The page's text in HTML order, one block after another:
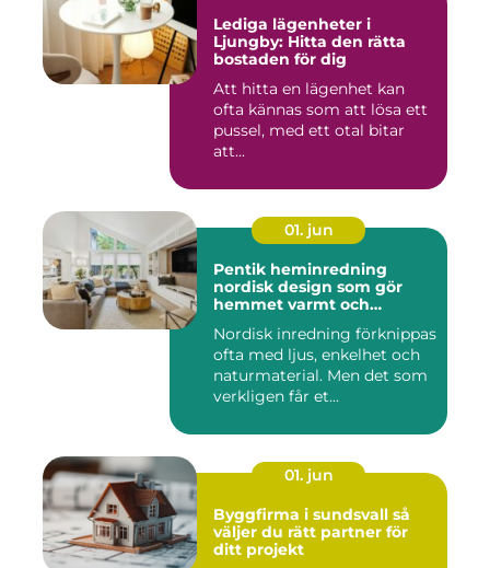
Lediga lägenheter i
Ljungby: Hitta den rätta
bostaden för dig
Att hitta en lägenhet kan
ofta kännas som att lösa ett
pussel, med ett otal bitar
att...
01. jun
Pentik heminredning
nordisk design som gör
hemmet varmt och
Nordisk inredning förknippas
ofta med ljus, enkelhet och
naturmaterial. Men det som
verkligen får et...
01. jun
Byggfirma i sundsvall så
väljer du rätt partner för
ditt projekt